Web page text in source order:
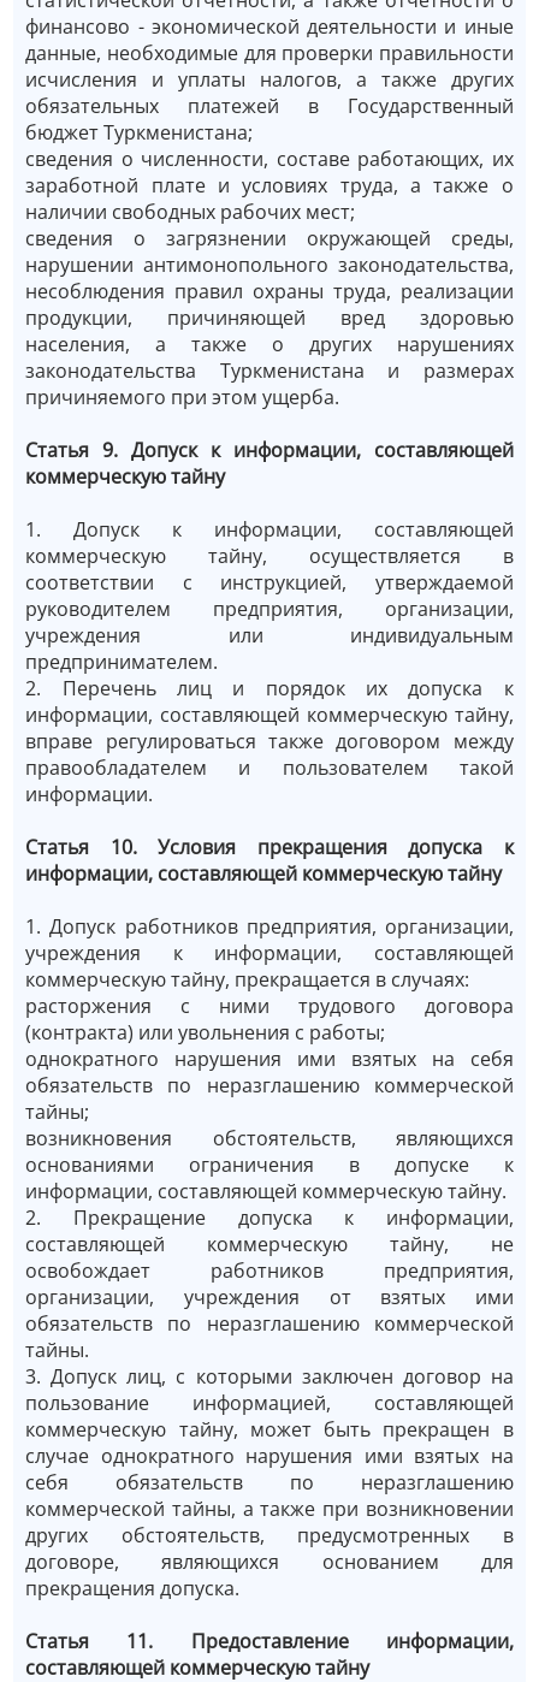
финансово - экономической деятельности и иные
данные, необходимые для проверки правильности
исчисления и уплаты налогов, а также других
обязательных платежей в Государственный
бюджет Туркменистана;
сведения о численности, составе работающих, их
заработной плате и условиях труда, а также о
наличии свободных рабочих мест;
сведения о загрязнении окружающей среды,
нарушении антимонопольного законодательства,
несоблюдения правил охраны труда, реализации
продукции, причиняющей вред здоровью
населения, а также о других нарушениях
законодательства Туркменистана и размерах
причиняемого при этом ущерба.
Статья 9. Допуск к информации, составляющей
коммерческую тайну
1. Допуск к информации, составляющей
коммерческую тайну, осуществляется в
соответствии с инструкцией, утверждаемой
руководителем предприятия, организации,
учреждения или индивидуальным
предпринимателем.
2. Перечень лиц и порядок их допуска к
информации, составляющей коммерческую тайну,
вправе регулироваться также договором между
правообладателем и пользователем такой
информации.
Статья 10. Условия прекращения допуска к
информации, составляющей коммерческую тайну
1. Допуск работников предприятия, организации,
учреждения к информации, составляющей
коммерческую тайну, прекращается в случаях:
расторжения с ними трудового договора
(контракта) или увольнения с работы;
однократного нарушения ими взятых на себя
обязательств по неразглашению коммерческой
тайны;
возникновения обстоятельств, являющихся
основаниями ограничения в допуске к
информации, составляющей коммерческую тайну.
2. Прекращение допуска к информации,
составляющей коммерческую тайну, не
освобождает работников предприятия,
организации, учреждения от взятых ими
обязательств по неразглашению коммерческой
тайны.
3. Допуск лиц, с которыми заключен договор на
пользование информацией, составляющей
коммерческую тайну, может быть прекращен в
случае однократного нарушения ими взятых на
себя обязательств по неразглашению
коммерческой тайны, а также при возникновении
других обстоятельств, предусмотренных в
договоре, являющихся основанием для
прекращения допуска.
Статья 11. Предоставление информации,
составляющей коммерческую тайну